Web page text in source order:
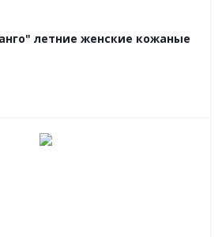
летние женские кожаные